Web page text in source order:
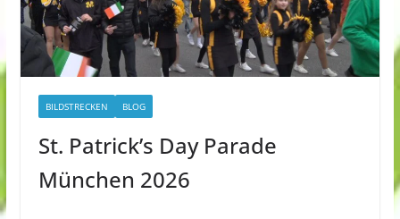
BILDSTRECKEN BLOG
St. Patrick’s Day Parade
München 2026